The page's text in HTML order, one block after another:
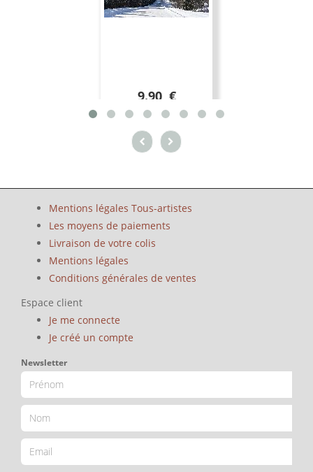
9.90 €
Mentions légales Tous-artistes
Les moyens de paiements
Livraison de votre colis
Mentions légales
Conditions générales de ventes
Espace client
Je me connecte
Je créé un compte
Newsletter